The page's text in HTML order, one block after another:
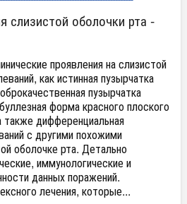
слизистой оболочки рта -
проявления на слизистой
как истинная пузырчатка
пузырчатка
форма красного плоского
дифференциальная
с другими похожими
оболочке рта. Детально
иммунологические и
данных поражений.
лечения, которые...